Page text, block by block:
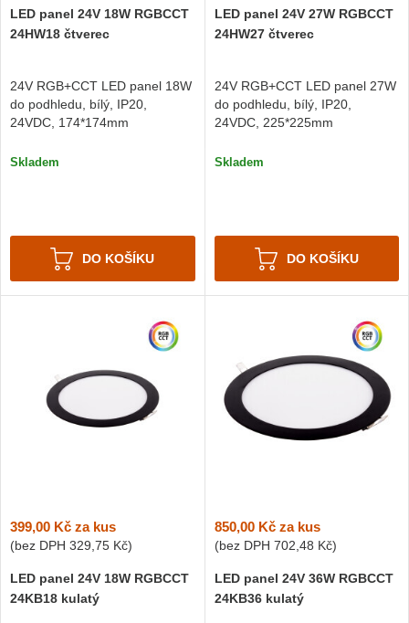
LED panel 24V 18W RGBCCT
24HW18 čtverec
24V RGB+CCT LED panel 18W
do podhledu, bílý, IP20,
24VDC, 174*174mm
Skladem
DO KOŠÍKU
LED panel 24V 27W RGBCCT
24HW27 čtverec
24V RGB+CCT LED panel 27W
do podhledu, bílý, IP20,
24VDC, 225*225mm
Skladem
DO KOŠÍKU
399,00 Kč za kus
(bez DPH 329,75 Kč)
LED panel 24V 18W RGBCCT
24KB18 kulatý
850,00 Kčza kus
(bez DPH 702,48 Kč)
LED panel 24V 36W RGBCCT
24KB36 kulatý